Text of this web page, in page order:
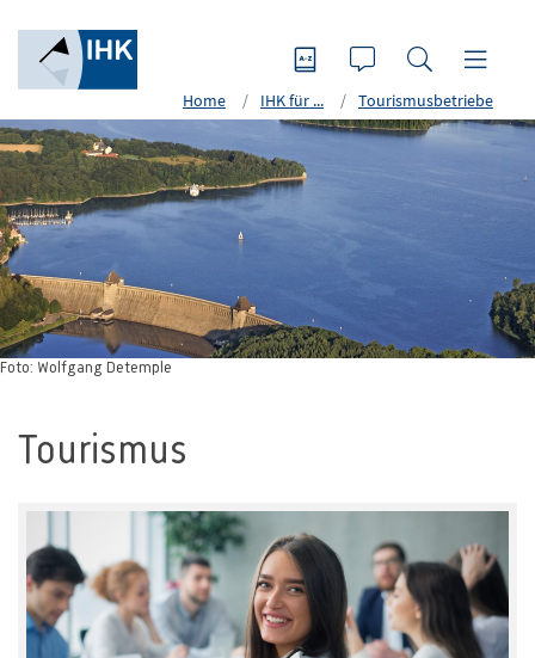
Home IHK für ... Tourismusbetriebe
Foto: Wolfgang Detemple
Tourismus